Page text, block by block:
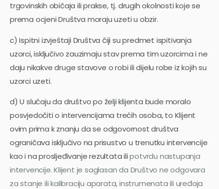
trgovinskih običaja ili prakse, tj. drugih okolnosti koje se
prema ocjeni Društva moraju uzeti u obzir.
c) Ispitni izvještaji Društva čiji su predmet ispitivanja
uzorci, isključivo zauzimaju stav prema tim uzorcima i ne
daju nikakve druge stavove o robi ili dijelu robe iz kojih su
uzorci uzeti.
d) U slučaju da društvo po želji klijenta bude moralo
posvjedočiti o intervencijama trećih osoba, to Klijent
ovim prima k znanju da se odgovornost društva
ograničava isključivo na prisustvo u trenutku intervencije
kao i na prosljeđivanje rezultata ilipotvrdu nastupanja
intervencije. Klijent je saglasan da Društvo ne odgovara
za stanje ili kalibraciju aparata, instrumenata ili uređaja